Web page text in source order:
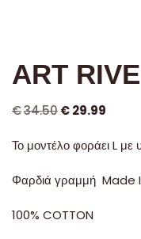
ART
€34.50€29.99
Το μοντέλο φοράει L με
Φαρδιά γραμμή Made
100% COTTON